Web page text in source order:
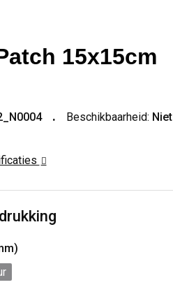
15x15cm
Beschikbaarheid: Niet